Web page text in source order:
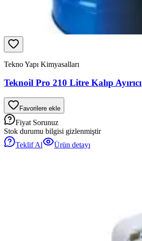
Tekno Yapı Kimyasalları
Teknoil Pro 210 Litre Kalıp Ayırıcı
Favorilere ekle
Fiyat Sorunuz
Stok durumu bilgisi gizlenmiştir
Teklif Al
Ürün detayı